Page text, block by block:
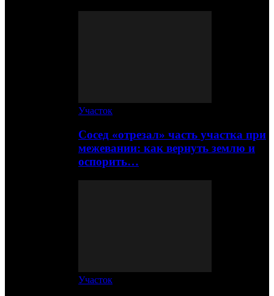
Участок
Сосед «отрезал» часть участка при
межевании: как вернуть землю и
оспорить…
Участок